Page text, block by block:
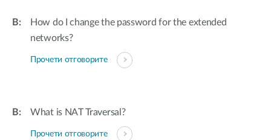
How do I change the password for the extended
networks?
Прочети отговорите
What is NAT Traversal?
Прочети отговорите